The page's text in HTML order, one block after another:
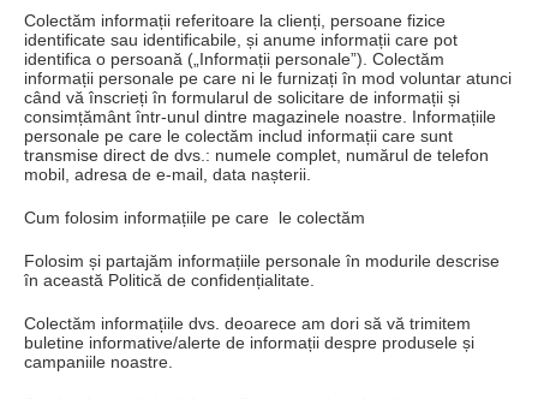
Colectăm informații referitoare la clienți, persoane fizice
identificate sau identificabile, și anume informații care pot
identifica o persoană („Informații personale”). Colectăm
informații personale pe care ni le furnizați în mod voluntar atunci
când vă înscrieți în formularul de solicitare de informații și
consimțământ într-unul dintre magazinele noastre. Informațiile
personale pe care le colectăm includ informații care sunt
transmise direct de dvs.: numele complet, numărul de telefon
mobil, adresa de e-mail, data nașterii.
Cum folosim informațiile pe care le colectăm
Folosim și partajăm informațiile personale în modurile descrise
în această Politică de confidențialitate.
Colectăm informațiile dvs. deoarece am dori să vă trimitem
buletine informative/alerte de informații despre produsele și
campaniile noastre.